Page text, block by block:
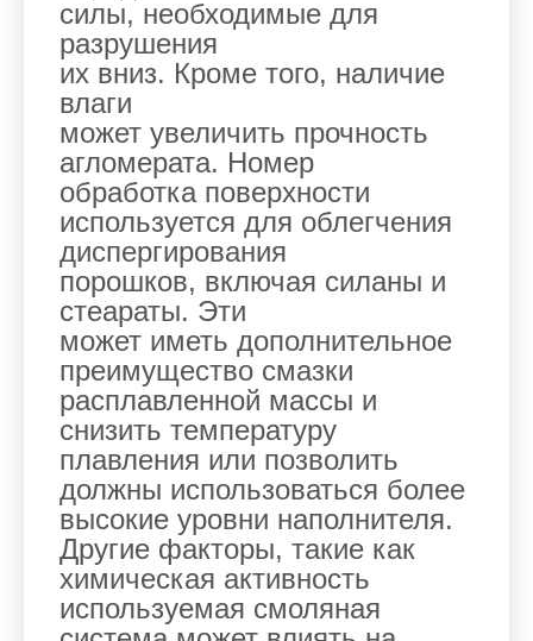
силы, необходимые для
разрушения
их вниз. Кроме того, наличие
влаги
может увеличить прочность
агломерата. Номер
обработка поверхности
используется для облегчения
диспергирования
порошков, включая силаны и
стеараты. Эти
может иметь дополнительное
преимущество смазки
расплавленной массы и
снизить температуру
плавления или позволить
должны использоваться более
высокие уровни наполнителя.
Другие факторы, такие как
химическая активность
используемая смоляная